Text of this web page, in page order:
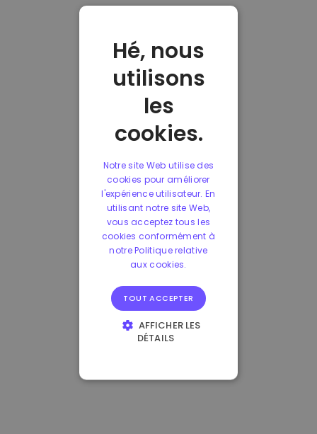
Hé, nous
utilisons
les
cookies.
Notre site Web utilise des
cookies pour améliorer
l'expérience utilisateur. En
utilisant notre site Web,
vous acceptez tous les
cookies conformément à
notre Politique relative
aux cookies.
TOUT ACCEPTER
AFFICHER LES
DÉTAILS